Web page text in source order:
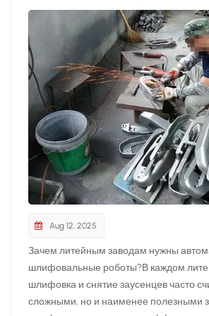
Aug 12, 2025
Зачем литейным заводам нужны
шлифовальные роботы?В каждом
шлифовка и снятие заусенцев часто
сложными, но и наименее полезными